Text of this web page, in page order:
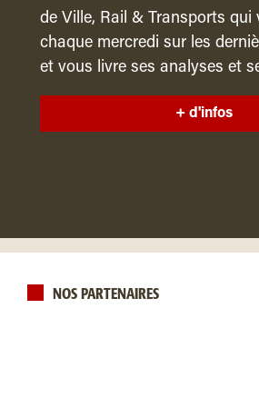
de Ville, Rail & Transports qui
chaque mercredi sur les
et vous livre ses analyses et
+ d'infos
NOS PARTENAIRES